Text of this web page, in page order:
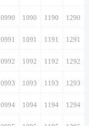
0990 1090 1190 1290
0991 1091 1191 1291
0992 1092 1192 1292
0993 1093 1193 1293
0994 1094 1194 1294